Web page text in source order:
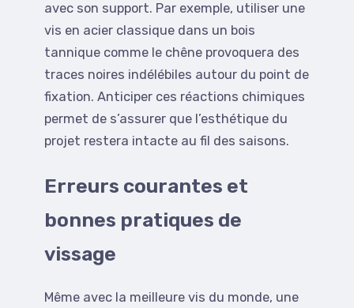
avec son support. Par exemple, utiliser une
vis en acier classique dans un bois
tannique comme le chêne provoquera des
traces noires indélébiles autour du point de
fixation. Anticiper ces réactions chimiques
permet de s’assurer que l’esthétique du
projet restera intacte au fil des saisons.
Erreurs courantes et
bonnes pratiques de
vissage
Même avec la meilleure vis du monde, une